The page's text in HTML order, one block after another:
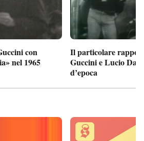
con
nel 1965
Il particolare
Guccini e Lucio
d’epoca